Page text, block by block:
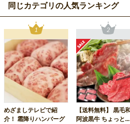
同じカテゴリの人気ランキング
めざましテレビで紹
介！ 霜降りハンバーグ
【送料無料】 黒毛
阿波黒牛 ちょっと...